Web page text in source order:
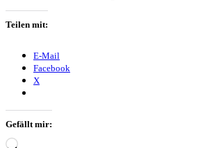
Teilen mit:
E-Mail
Facebook
X
Gefällt mir:
Wird